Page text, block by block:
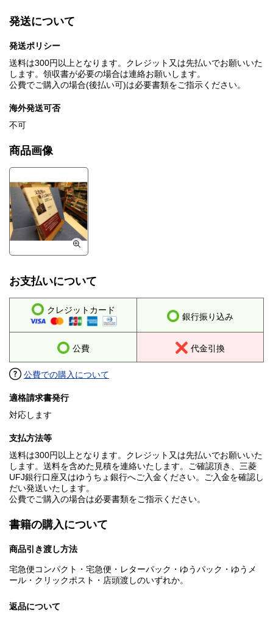
発送について
発送ポリシー
送料は300円以上となります。クレジット又は先払いでお願いいた
します。領収書が必要の場合は連絡お願いします。
公費でご購入の場合(後払い可)は必要書類をご指示ください。
海外発送可否
不可
商品画像
お支払いについて
クレジットカード
銀行振り込み
公費 代金引換
公費での購入について
適格請求書発行
対応します
支払方法等
送料は300円以上となります。クレジット又は先払いでお願いいた
します。送料を含めた見積を連絡いたします。ご確認頂き、三菱
UFJ銀行口座又はゆうちょ銀行へご入金ください。ご入金を確認し
だい発送いたします。
公費でご購入の場合は必要書類をご指示ください。
書籍の購入について
商品引き渡し方法
宅急便コンパクト・宅急便・レターパック・ゆうパック・ゆうメ
ール・クリックポスト・店頭渡しのいずれか。
返品について